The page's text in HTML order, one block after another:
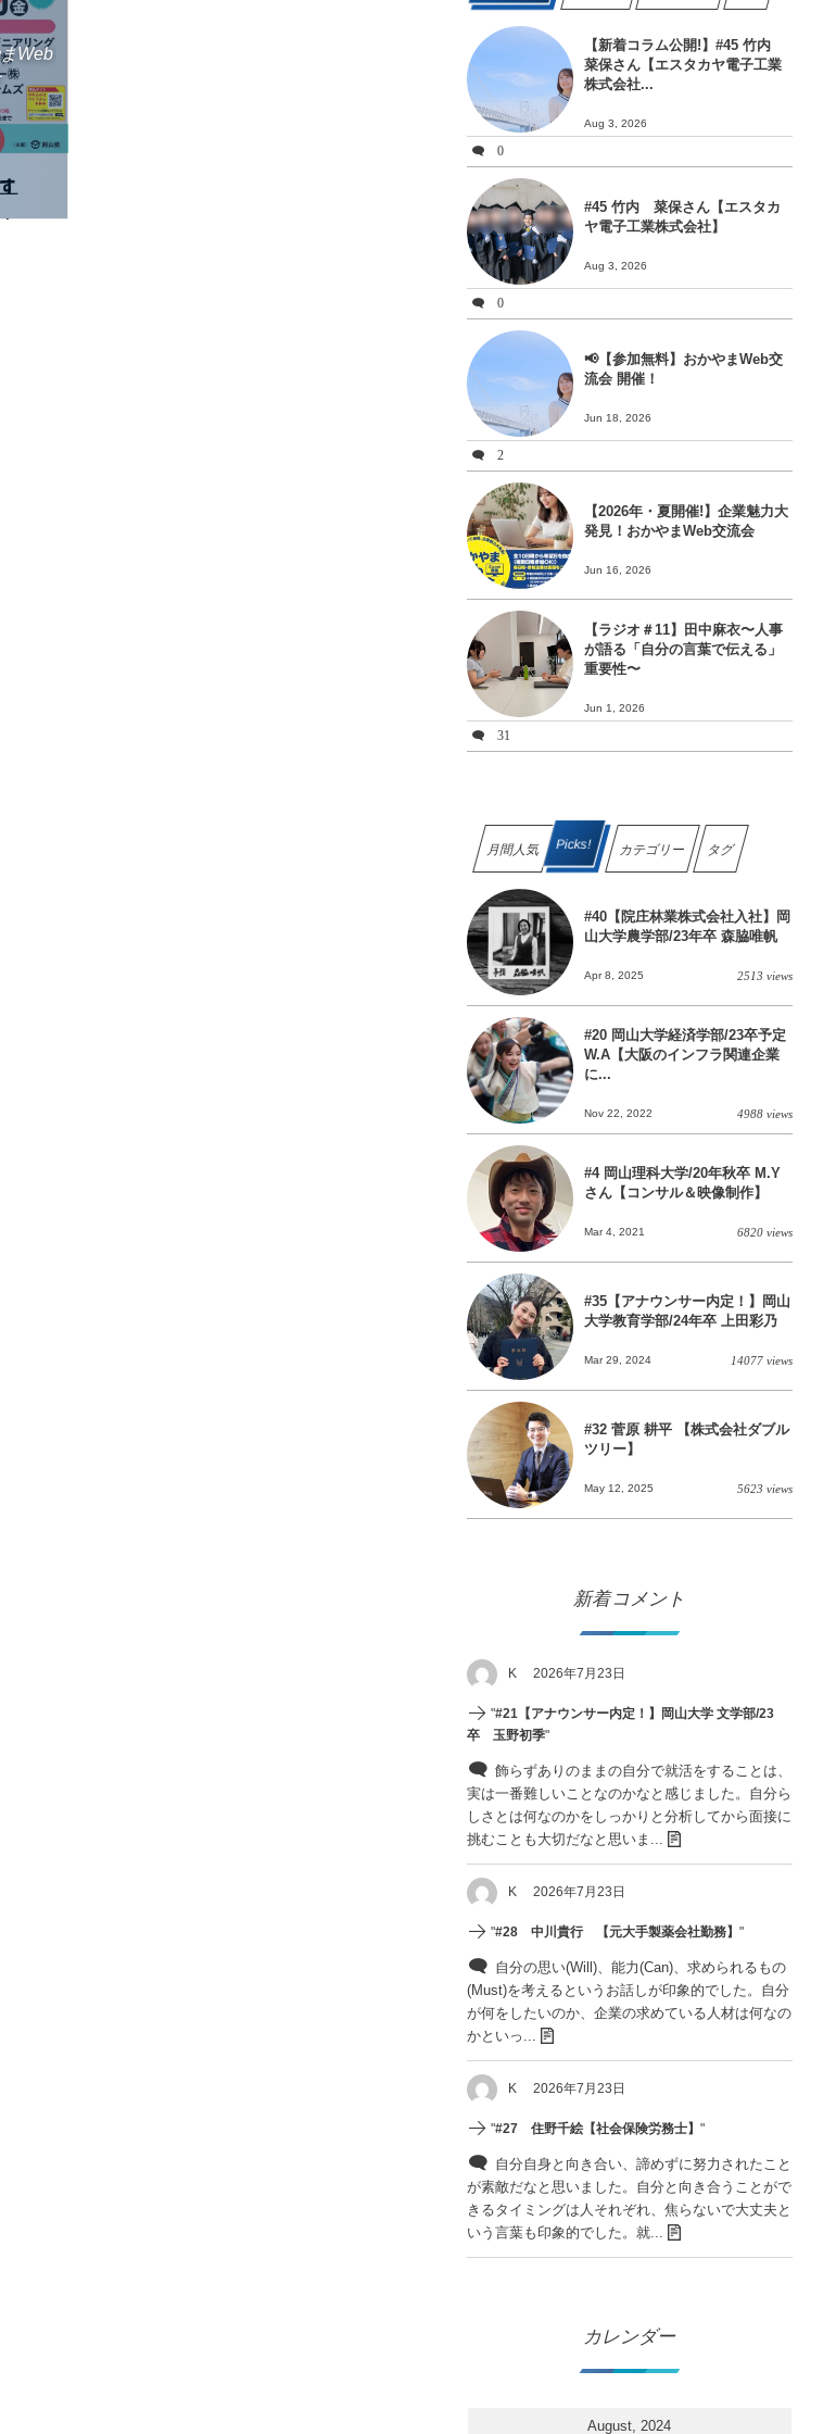
Web
【新着コラム公開!】#45 竹内
菜保さん【エスタカヤ電子工業
株式会社...
Aug 3, 2026
0
#45 竹内 菜保さん【エスタカ
ヤ電子工業株式会社】
Aug 3, 2026
0
📢【参加無料】おかやまWeb交
流会 開催！
Jun 18, 2026
2
【2026年・夏開催!】企業魅力大
発見！おかやまWeb交流会
Jun 16, 2026
【ラジオ＃11】田中麻衣〜人事
が語る「自分の言葉で伝える」
重要性〜
Jun 1, 2026
31
月間人気 Picks! カテゴリー タグ
#40【院庄林業株式会社入社】岡
山大学農学部/23年卒 森脇唯帆
Apr 8, 2025 2513 views
#20 岡山大学経済学部/23卒予定
W.A【大阪のインフラ関連企業
に...
Nov 22, 2022 4988 views
#4 岡山理科大学/20年秋卒 M.Y
さん【コンサル＆映像制作】
Mar 4, 2021 6820 views
#35【アナウンサー内定！】岡山
大学教育学部/24年卒 上田彩乃
Mar 29, 2024 14077 views
#32 菅原 耕平 【株式会社ダブル
ツリー】
May 12, 2025 5623 views
新着コメント
K 2026年7月23日
"#21【アナウンサー内定！】岡山大学 文学部/23
卒 玉野初季"
飾らずありのままの自分で就活をすることは、
実は一番難しいことなのかなと感じました。自分ら
しさとは何なのかをしっかりと分析してから面接に
挑むことも大切だなと思いま...
K 2026年7月23日
"#28 中川貴行 【元大手製薬会社勤務】"
自分の思い(Will)、能力(Can)、求められるもの
(Must)を考えるというお話しが印象的でした。自分
が何をしたいのか、企業の求めている人材は何なの
かといっ...
K 2026年7月23日
"#27 住野千絵【社会保険労務士】"
自分自身と向き合い、諦めずに努力されたこと
が素敵だなと思いました。自分と向き合うことがで
きるタイミングは人それぞれ、焦らないで大丈夫と
いう言葉も印象的でした。就...
カレンダー
August, 2024